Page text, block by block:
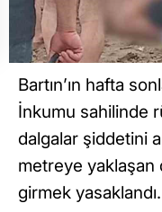
Bartın’ın hafta
İnkumu sahilinde
dalgalar şiddetini
metreye yaklaşan
girmek